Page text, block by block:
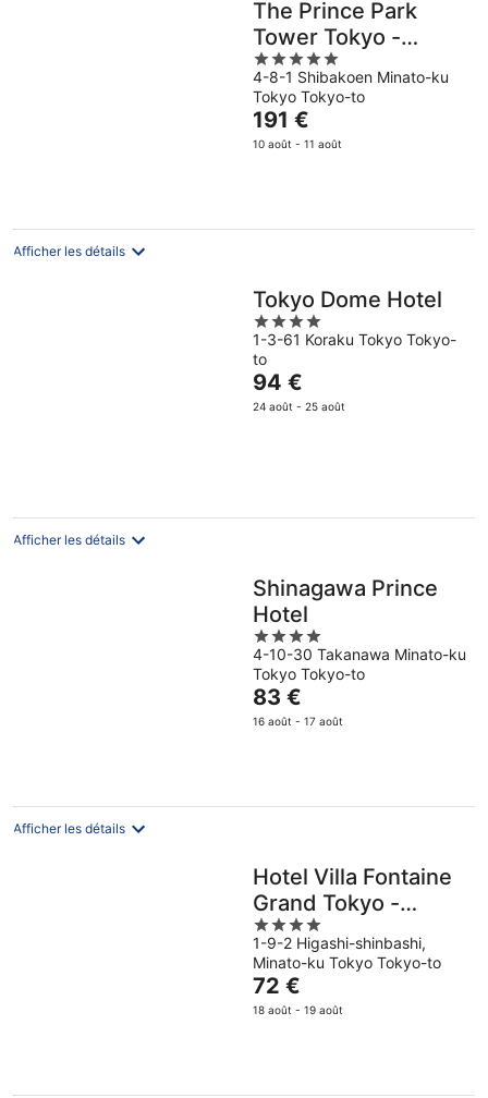
The Prince Park
Tower Tokyo -
Preferred Hotels &
Resorts, LVX
Collection
5
out
of
5
4-8-1 Shibakoen Minato-ku
Tokyo Tokyo-to
Le
prix
par
191 €
10 août - 11 août
Afficher les détails
Tokyo Dome Hotel
4
out
of
5
1-3-61 Koraku Tokyo Tokyo-
to
Le
prix
94 €
24 août - 25 août
Afficher les détails
Shinagawa Prince
Hotel
4
out
of
5
4-10-30 Takanawa Minato-ku
Tokyo Tokyo-to
Le
prix
par
83 €
16 août - 17 août
Afficher les détails
Hotel Villa Fontaine
Grand Tokyo -
Shiodome
4
out
of
5
1-9-2 Higashi-shinbashi,
Minato-ku Tokyo Tokyo-to
Le
prix
par
72 €
18 août - 19 août